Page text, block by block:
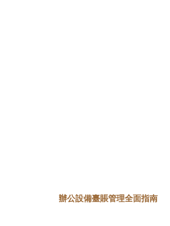
辦公設備臺賬管理全面指南